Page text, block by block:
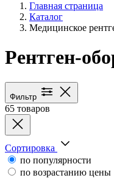
Главная страница
Каталог
Медицинское
Рентген-
Каталог
Фильтр
65 товаров
Сортировка
по популярности
по возрастанию цены